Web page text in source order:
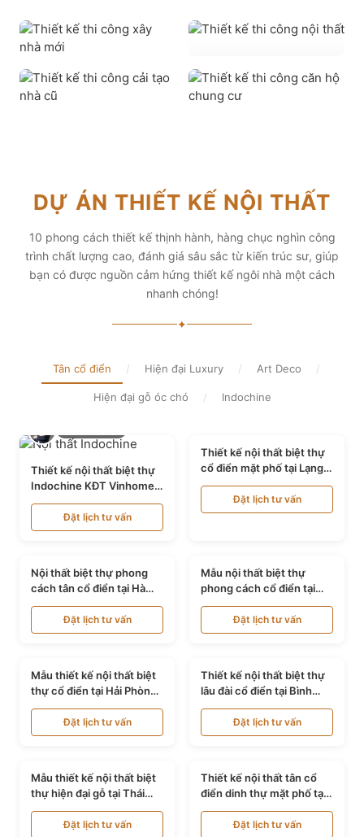
THIẾT KẾ THI CÔNG
XÂY NHÀ MỚI
Xem chi tiết
NỘI THẤT
Cung cấp các giải pháp
tổng công trình 10.000 sự
lựa chọn từ các gia đình
Xem chi tiết
diện tích và thẩm mỹ
Xem chi tiết
DỰ ÁN THIẾT KẾ NỘI THẤT
10 phong cách thiết kế thịnh hành, hàng chục nghìn công
trình chất lượng cao, đánh giá sâu sắc từ kiến trúc sư, giúp
bạn có được nguồn cảm hứng thiết kế ngôi nhà một cách
nhanh chóng!
✦
Tân cổ điển / Hiện đại Luxury / Art Deco /
Hiện đại gỗ óc chó / Indochine
Thiết kế nội thất biệt thự
Indochine KĐT Vinhomes
Ocean Park NT24600
Đặt lịch tư vấn
Thiết kế nội thất biệt thự
cổ điển mặt phố tại Lạng
Sơn NT24534
Đặt lịch tư vấn
Phạm Văn Nam
Nội thất biệt thự phong
cách tân cổ điển tại Hà
Nội NT24405
Đặt lịch tư vấn
Mẫu nội thất biệt thự
phong cách cổ điển tại
Bình Dương NT24532
Đặt lịch tư vấn
Lê Quang Huy
Mẫu thiết kế nội thất biệt
thự cổ điển tại Hải Phòng
NT24535
Đặt lịch tư vấn
Trương Đức Hiếu
Thiết kế nội thất biệt thự
lâu đài cổ điển tại Bình
Thuận NT21128
Đặt lịch tư vấn
Phạm Văn Nam
Mẫu thiết kế nội thất biệt
thự hiện đại gỗ tại Thái
Bình NT9188719
Đặt lịch tư vấn
Trần Tuấn Anh
Thiết kế nội thất tân cổ
điển dinh thự mặt phố tại
Quảng Ninh NT24531
Đặt lịch tư vấn